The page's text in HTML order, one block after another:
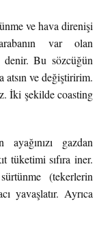
ve hava direnişi
var olan
denir. Bu sözcüğün
atsın ve değiştiririm.
İki şekilde coasting
gazdan
tüketimi sıfıra iner.
(tekerlerin
yavaşlatır. Ayrıca